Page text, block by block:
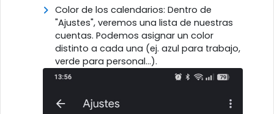
Color de los calendarios: Dentro de
"Ajustes", veremos una lista de nuestras
cuentas. Podemos asignar un color
distinto a cada una (ej. azul para trabajo,
verde para personal...).